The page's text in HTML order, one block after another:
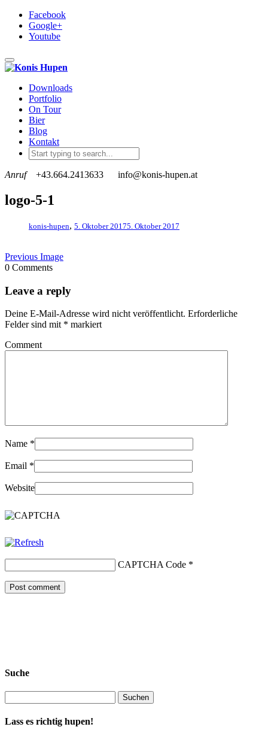
Facebook
Google+
Youtube
Toggle navigation
Downloads
Portfolio
On Tour
Bier
Blog
Kontakt
Anruf +43.664.2413633 info@konis-hupen.at
logo-5-1
konis-hupen, 5. Oktober 20175. Oktober 2017
Previous Image
0 Comments
Leave a reply
Deine E-Mail-Adresse wird nicht veröffentlicht. Erforderliche
Felder sind mit * markiert
Comment
Name *
Email *
Website
CAPTCHA Code *
Suche
Lass es richtig hupen!